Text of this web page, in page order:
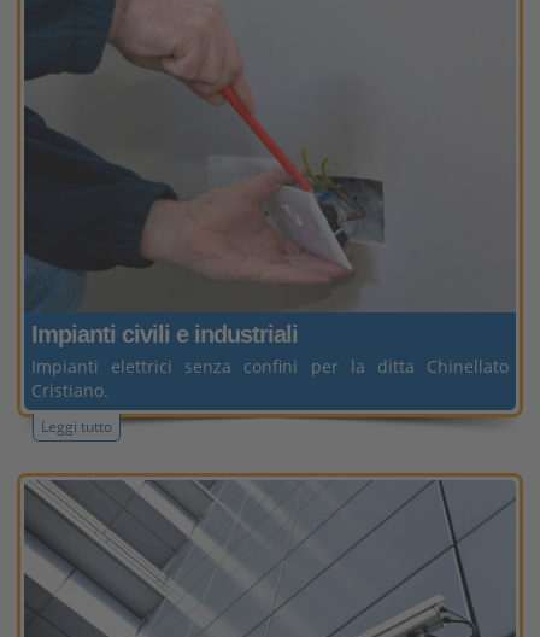
Impianti civili e industriali
Impianti elettrici senza confini per la ditta Chinellato
Cristiano.
Leggi tutto